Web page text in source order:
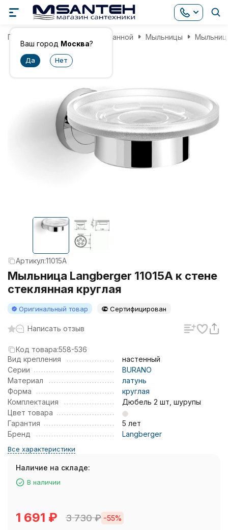
Ваш город Москва?
Главная Аксессуары для ванной Мыльницы
Артикул:11015A
Мыльница Langberger 11015A к стене
стеклянная круглая
Оригинальный товар Сертифицирован
Написать отзыв
Код товара:558-536
Вид крепления
настенный
Серии
BURANO
Материал
латунь
Форма
круглая
Комплектация
Дюбель 2 шт, шурупы
Цвет товара
Гарантия
5 лет
Бренд
Langberger
Все характеристики
Наличие на складе:
В наличии
1 691 ₽ 3 730₽ -55%